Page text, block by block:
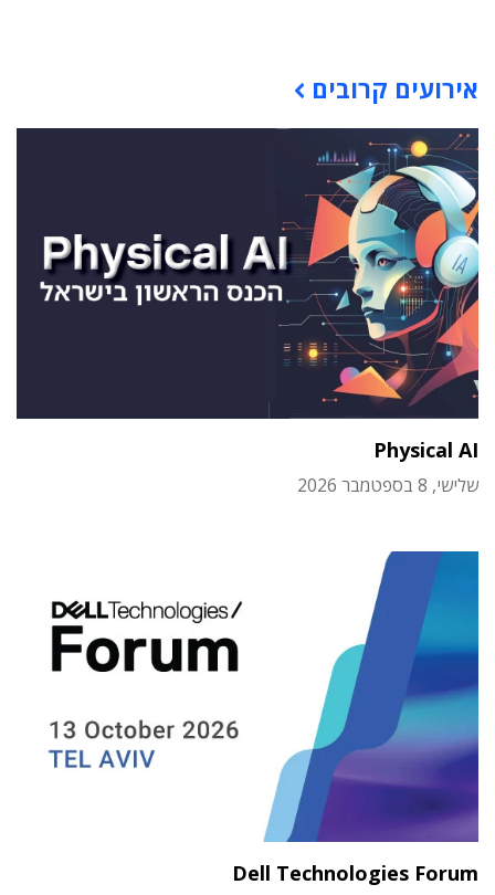
אירועים קרובים
Physical AI
שלישי, 8 בספטמבר 2026
Dell Technologies Forum